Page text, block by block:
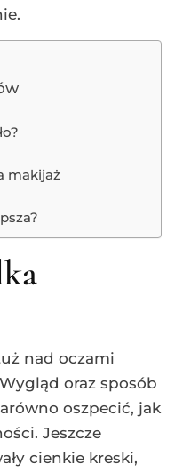
makijaż
nad oczami
oraz sposób
oszpecić, jak
Jeszcze
cienkie kreski,